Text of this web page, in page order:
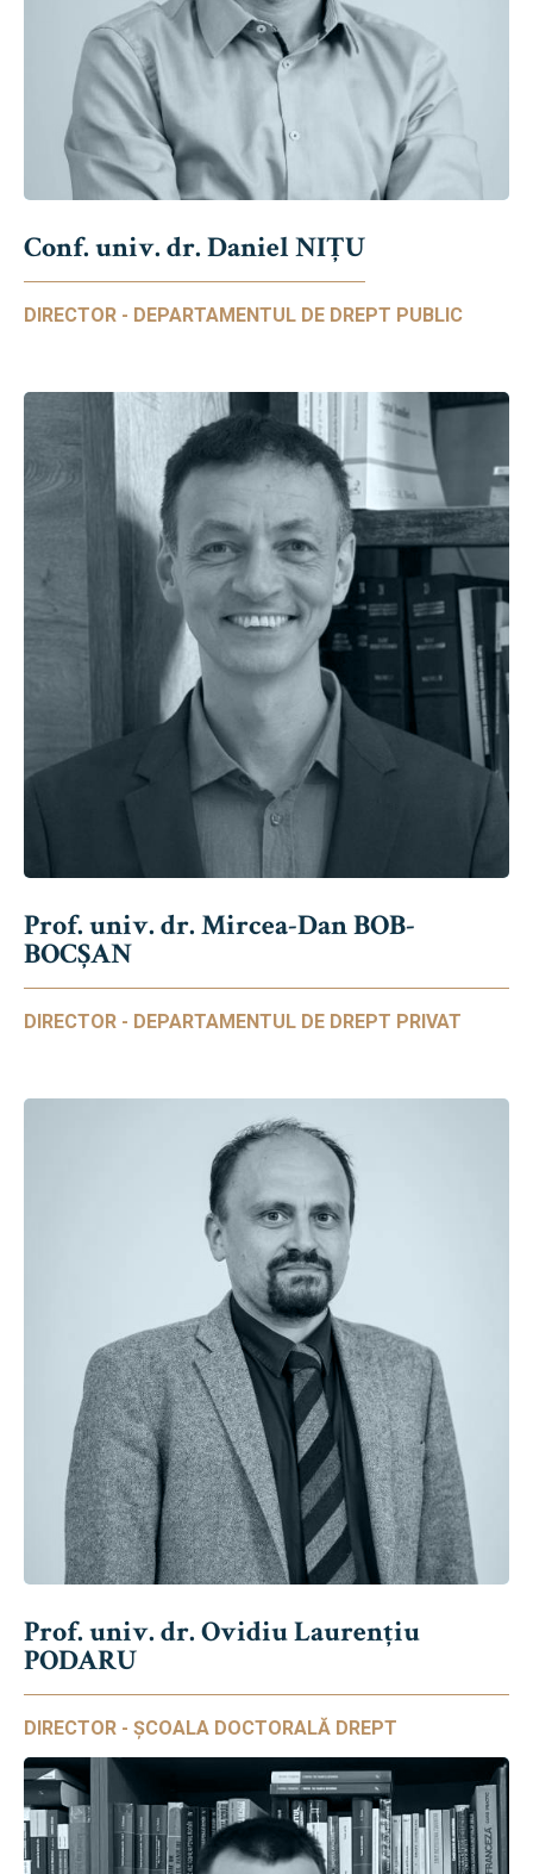
Conf. univ. dr. Daniel NIŢU
DIRECTOR - DEPARTAMENTUL DE DREPT PUBLIC
Prof. univ. dr. Mircea-Dan BOB-
BOCȘAN
DIRECTOR - DEPARTAMENTUL DE DREPT PRIVAT
Prof. univ. dr. Ovidiu Laurențiu
PODARU
DIRECTOR - ȘCOALA DOCTORALĂ DREPT